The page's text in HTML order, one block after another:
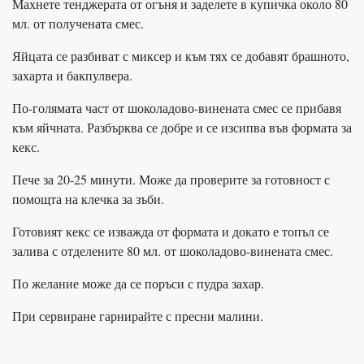
Махнете тенджерата от огъня и заделете в купичка около 80
мл. от получената смес.
Яйцата се разбиват с миксер и към тях се добавят брашното,
захарта и бакпулвера.
По-голямата част от шоколадово-винената смес се прибавя
към яйчната. Разбърква се добре и се изсипва във формата за
кекс.
Пече за 20-25 минути. Може да проверите за готовност с
помощта на клечка за зъби.
Готовият кекс се изважда от формата и докато е топъл се
залива с отделените 80 мл. от шоколадово-винената смес.
По желание може да се поръси с пудра захар.
При сервиране гарнирайте с пресни малини.